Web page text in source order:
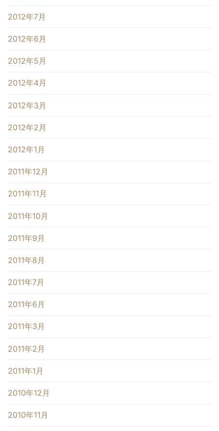
2012年7月
2012年6月
2012年5月
2012年4月
2012年3月
2012年2月
2012年1月
2011年12月
2011年11月
2011年10月
2011年9月
2011年8月
2011年7月
2011年6月
2011年3月
2011年2月
2011年1月
2010年12月
2010年11月